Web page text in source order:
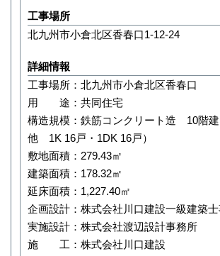
工事場所
北九州市小倉北区香春口1-12-24
詳細情報
工事場所：北九州市小倉北区香春口
用 途：共同住宅
構造規模：鉄筋コンクリート造 10階
他 1K 16戸・1DK 16戸）
敷地面積：279.43㎡
建築面積：178.32㎡
延床面積：1,227.40㎡
企画設計：株式会社川口建設一級建築
実施設計：株式会社渡辺設計事務所
施 工：株式会社川口建設